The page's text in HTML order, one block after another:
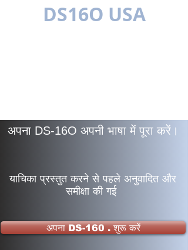
DS16O USA
अपना DS-16O अपनी भाषा में पूरा करें।
याचिका प्रस्तुत करने से पहले अनुवादित और
समीक्षा की गई
अपना DS-160 . शुरू करें